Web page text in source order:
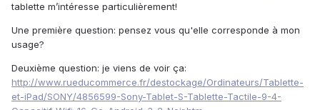
tablette m’intéresse particulièrement!
Une première question: pensez vous qu'elle corresponde à mon
usage?
Deuxième question: je viens de voir ça:
http://www.rueducommerce.fr/destockage/Ordinateurs/Tablette-
et-iPad/SONY/4856599-Sony-Tablet-S-Tablette-Tactile-9-4-